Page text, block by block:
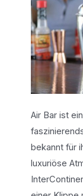
Air Bar ist
bekannt für
luxuriöse